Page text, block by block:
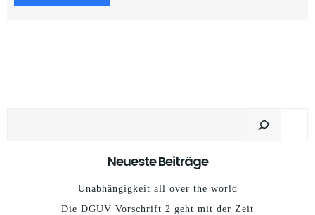
Neueste Beiträge
Unabhängigkeit all over the world
Die DGUV Vorschrift 2 geht mit der Zeit